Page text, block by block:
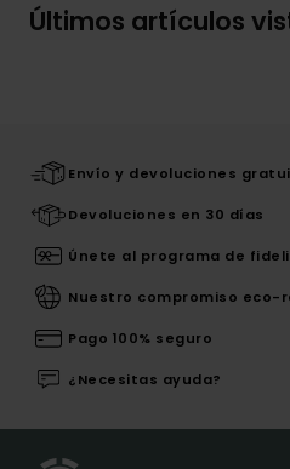
Últimos artículos
Envío y devoluciones
Devoluciones en 30 días
Únete al programa de
Nuestro compromiso eco-
Pago 100% seguro
¿Necesitas ayuda?